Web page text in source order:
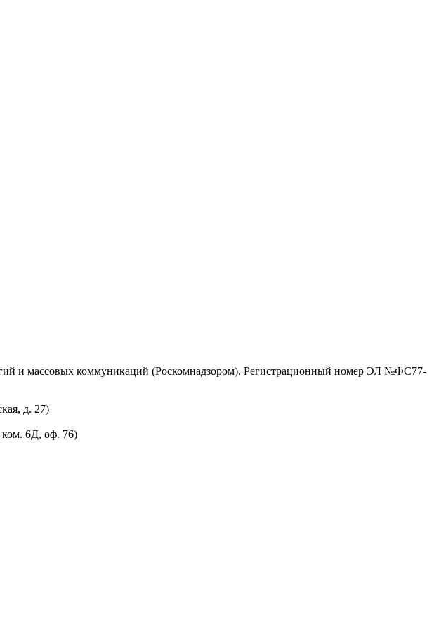
и массовых коммуникаций (Роскомнадзором). Регистрационный номер ЭЛ №ФС77-
д. 27)
ком. 6Д, оф. 76)